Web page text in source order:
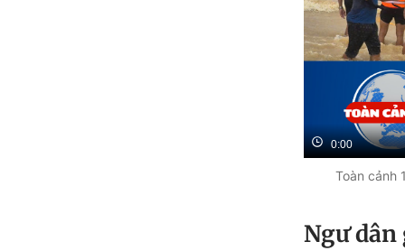
0:00
Toàn cảnh
Ngư dân